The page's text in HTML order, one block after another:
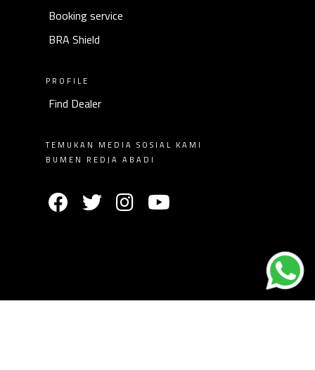
Booking service
BRA Shield
PROFILE
Find Dealer
TEMUKAN MEDIA SOSIAL KAMI
BUMEN REDJA ABADI